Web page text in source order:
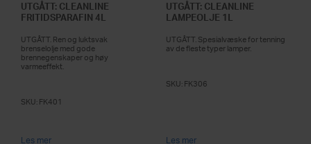
UTGÅTT: CLEANLINE
FRITIDSPARAFIN 4L
UTGÅTT. Ren og luktsvak
brenselolje med gode
brennegenskaper og høy
varmeeffekt.
SKU: FK401
Les mer
UTGÅTT: CLEANLINE
LAMPEOLJE 1L
UTGÅTT. Spesialvæske for tenning
av de fleste typer lamper.
SKU: FK306
Les mer